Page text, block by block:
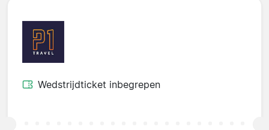
Wedstrijdticket inbegrepen